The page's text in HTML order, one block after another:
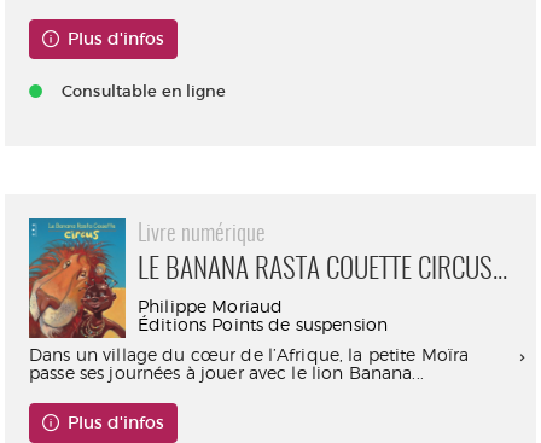
Plus d'infos
Consultable en ligne
Livre numérique
LE BANANA RASTA COUETTE CIRCUS...
Philippe Moriaud
Éditions Points de suspension
Dans un village du cœur de l’Afrique, la petite Moïra
passe ses journées à jouer avec le lion Banana...
Plus d'infos